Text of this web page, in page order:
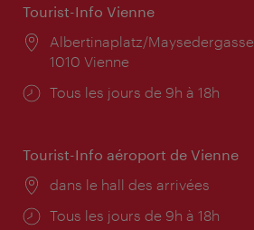
Tourist-Info Vienne
Lieu:
Albertinaplatz/Maysedergasse
1010 Vienne
Horaires
Tous les jours de 9h à 18h
Tourist-Info aéroport de Vienne
Lieu:
dans le hall des arrivées
Horaires
Tous les jours de 9h à 18h